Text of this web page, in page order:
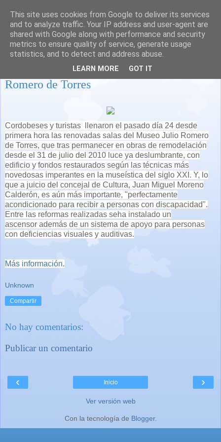
Vuelve a abrir en Códoba el Museo Julio
Romero de Torres
Cordobeses y turistas llenaron el pasado día 24 desde
primera hora las renovadas salas del Museo Julio Romero
de Torres, que tras permanecer en obras de remodelación
desde el 31 de julio del 2010 luce ya deslumbrante, con
edificio y fondos restaurados según las técnicas más
novedosas imperantes en la museística del siglo XXI. Y, lo
que a juicio del concejal de Cultura, Juan Miguel Moreno
Calderón, es aún más importante, "perfectamente
acondicionado para recibir a personas con discapacidad".
Entre las reformas realizadas seha instalado un
ascensor además de un sistema de apoyo para personas
con deficiencias visuales y auditivas.
Más información.
Unknown
Compartir
No hay comentarios:
Publicar un comentario
‹ ›
Inicio
Ver versión web
Con la tecnología de Blogger.
This site uses cookies from Google to deliver its services
and to analyze traffic. Your IP address and user-agent are
shared with Google along with performance and security
metrics to ensure quality of service, generate usage
statistics, and to detect and address abuse.
LEARN MORE GOT IT